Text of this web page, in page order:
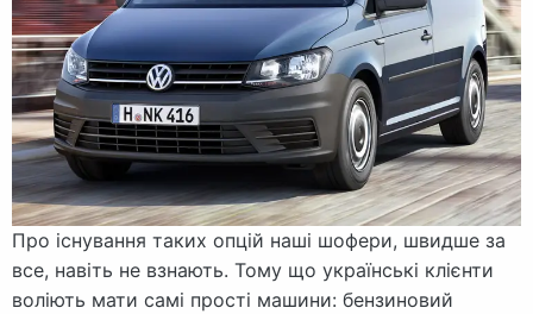
Про існування таких опцій наші шофери, швидше за
все, навіть не взнають. Тому що українські клієнти
воліють мати самі прості машини: бензиновий